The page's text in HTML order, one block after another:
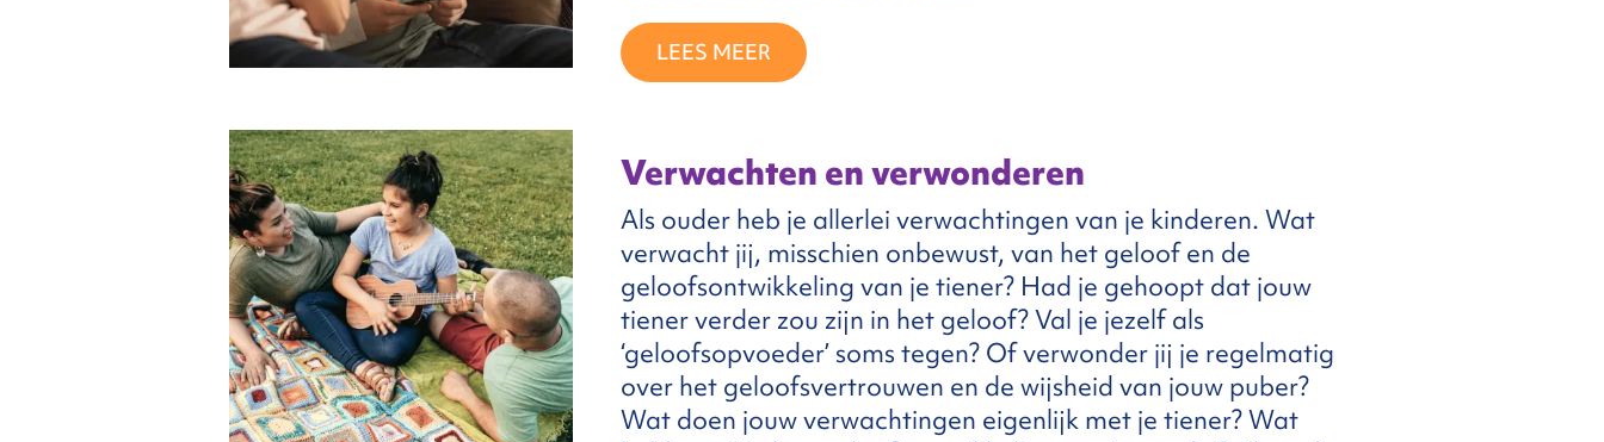
LEES MEER
Verwachten en verwonderen
Als ouder heb je allerlei verwachtingen van je kinderen. Wat
verwacht jij, misschien onbewust, van het geloof en de
geloofsontwikkeling van je tiener? Had je gehoopt dat jouw
tiener verder zou zijn in het geloof? Val je jezelf als
‘geloofsopvoeder’ soms tegen? Of verwonder jij je regelmatig
over het geloofsvertrouwen en de wijsheid van jouw puber?
Wat doen jouw verwachtingen eigenlijk met je tiener? Wat